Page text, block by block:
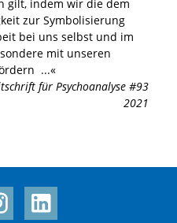
gilt, indem wir die dem
zur Symbolisierung
bei uns selbst und im
mit unseren
...«
für Psychoanalyse #93
2021